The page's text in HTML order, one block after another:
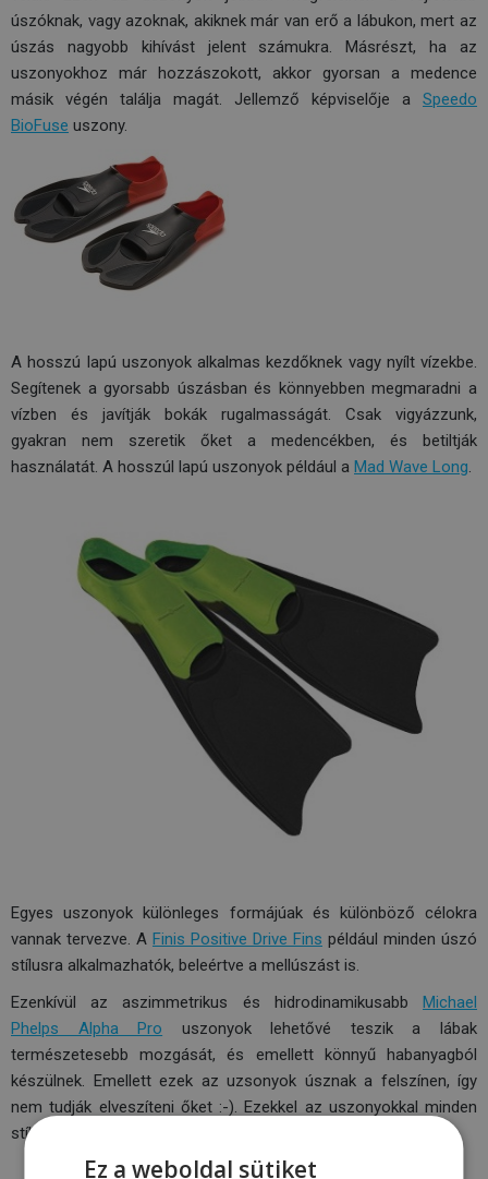
úszóknak, vagy azoknak, akiknek már van erő a lábukon, mert az
úszás nagyobb kihívást jelent számukra. Másrészt, ha az
uszonyokhoz már hozzászokott, akkor gyorsan a medence
másik végén találja magát. Jellemző képviselője a Speedo
BioFuse uszony.
A hosszú lapú uszonyok alkalmas kezdőknek vagy nyílt vízekbe.
Segítenek a gyorsabb úszásban és könnyebben megmaradni a
vízben és javítják bokák rugalmasságát. Csak vigyázzunk,
gyakran nem szeretik őket a medencékben, és betiltják
használatát. A hosszúl lapú uszonyok például a Mad Wave Long.
Egyes uszonyok különleges formájúak és különböző célokra
vannak tervezve. A Finis Positive Drive Fins például minden úszó
stílusra alkalmazhatók, beleértve a mellúszást is.
Ezenkívül az aszimmetrikus és hidrodinamikusabb Michael
Phelps Alpha Pro uszonyok lehetővé teszik a lábak
természetesebb mozgását, és emellett könnyű habanyagból
készülnek. Emellett ezek az uzsonyok úsznak a felszínen, így
nem tudják elveszíteni őket :-). Ezekkel az uszonyokkal minden
stílus úszható.
Ez a weboldal sütiket